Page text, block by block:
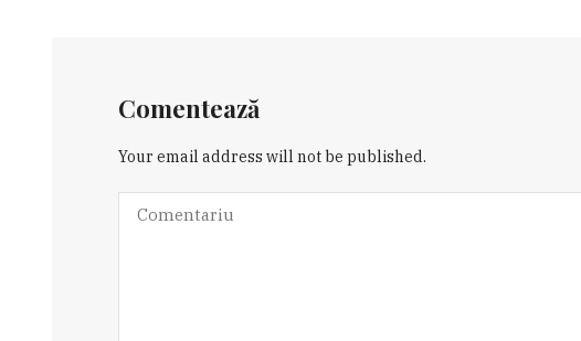
Comentează
Your email address will not be published.